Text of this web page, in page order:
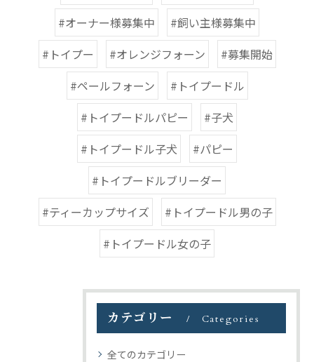
#オーナー様募集中
#飼い主様募集中
#トイプー
#オレンジフォーン
#募集開始
#ペールフォーン
#トイプードル
#トイプードルパピー
#子犬
#トイプードル子犬
#パピー
#トイプードルブリーダー
#ティーカップサイズ
#トイプードル男の子
#トイプードル女の子
カテゴリー Categories
全てのカテゴリー